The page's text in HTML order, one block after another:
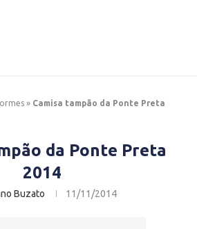
» Camisa tampão da Ponte Preta
da Ponte Preta
2014
Buzato 11/11/2014